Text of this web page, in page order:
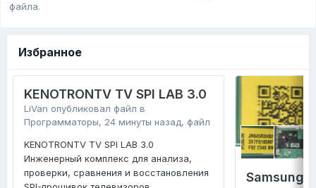
файла.
Избранное
KENOTRONTV TV SPI LAB 3.0
LiVan опубликовал файл в
Программаторы, 24 минуты назад, файл
KENOTRONTV TV SPI LAB 3.0
Инженерный комплекс для анализа,
проверки, сравнения и восстановления
Samsung